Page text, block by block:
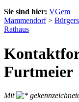
Sie sind hier: VGem
Mammendorf>
Rathaus
Furtmeier
Mit